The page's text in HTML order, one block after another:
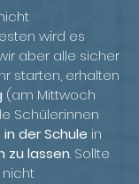
wird es
aber alle sicher
starten, erhalten
(am Mittwoch
Schüler:innen
in der Schule in
zu lassen. Sollte